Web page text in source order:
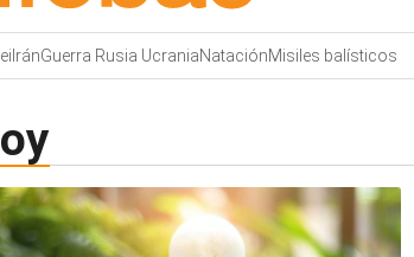
IránGuerra Rusia UcraniaNataciónMisiles balísticos